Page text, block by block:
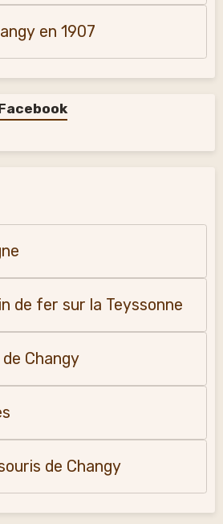
en 1907
de fer sur la Teyssonne
Changy
de Changy